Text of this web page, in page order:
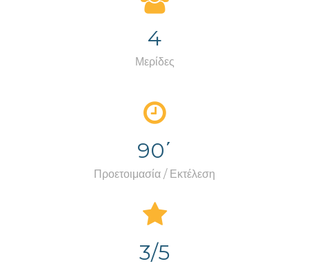
4
Μερίδες
90΄
Προετοιμασία / Εκτέλεση
3/5